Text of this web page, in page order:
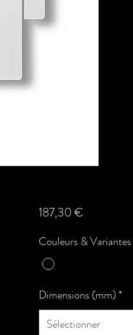
187,30 €Prix
Couleurs & Variantes
Dimensions (mm)*
Sélectionner